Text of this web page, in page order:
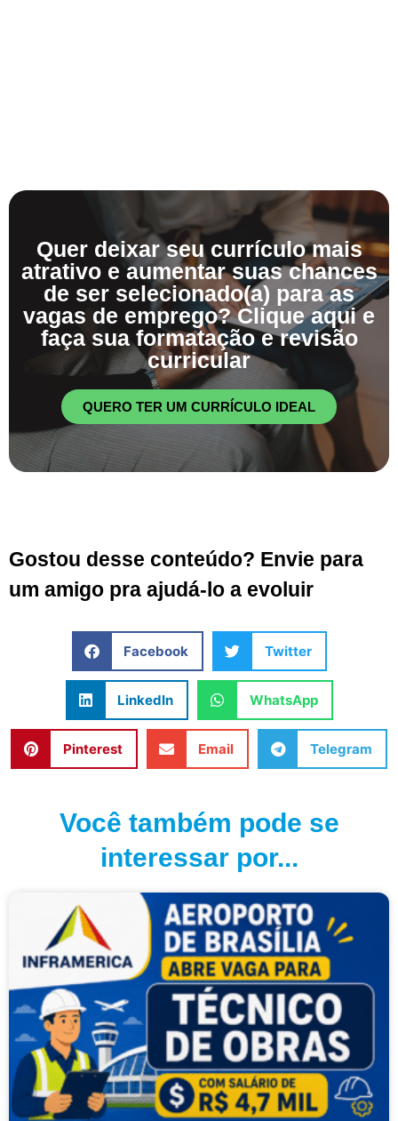
Quer deixar seu currículo mais
atrativo e aumentar suas chances
de ser selecionado(a) para as
vagas de emprego? Clique aqui e
faça sua formatação e revisão
curricular
QUERO TER UM CURRÍCULO IDEAL
Gostou desse conteúdo? Envie para
um amigo pra ajudá-lo a evoluir
Facebook Twitter
LinkedIn WhatsApp
Pinterest Email Telegram
Você também pode se
interessar por...